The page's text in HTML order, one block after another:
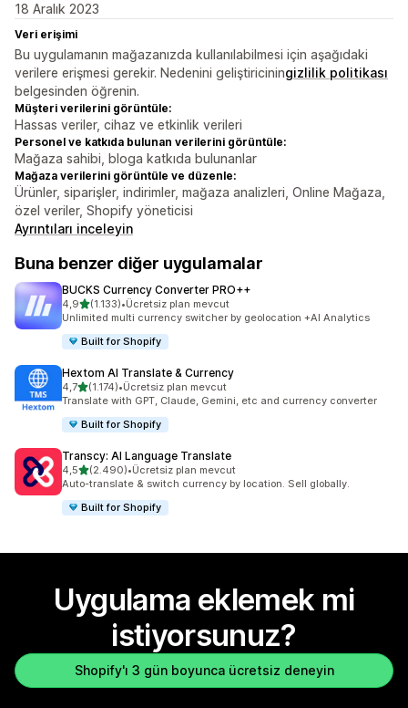
18 Aralık 2023
Veri erişimi
Bu uygulamanın mağazanızda kullanılabilmesi için aşağıdaki
verilere erişmesi gerekir. Nedenini geliştiriciningizlilik politikası
belgesinden öğrenin.
Müşteri verilerini görüntüle:
Hassas veriler, cihaz ve etkinlik verileri
Personel ve katkıda bulunan verilerini görüntüle:
Mağaza sahibi, bloga katkıda bulunanlar
Mağaza verilerini görüntüle ve düzenle:
Ürünler, siparişler, indirimler, mağaza analizleri, Online Mağaza,
özel veriler, Shopify yöneticisi
Ayrıntıları inceleyin
Buna benzer diğer uygulamalar
BUCKS Currency Converter PRO++
4,95 yıldız üzerinden
(1.133)
toplam 1133 değerlendirme
•Ücretsiz plan mevcut
Unlimited multi currency switcher by geolocation +AI Analytics
Built for Shopify
Hextom AI Translate & Currency
4,75 yıldız üzerinden
(1.174)
toplam 1174 değerlendirme
•Ücretsiz plan mevcut
Translate with GPT, Claude, Gemini, etc and currency converter
Built for Shopify
Transcy: AI Language Translate
4,55 yıldız üzerinden
(2.490)
toplam 2490 değerlendirme
•Ücretsiz plan mevcut
Auto-translate & switch currency by location. Sell globally.
Built for Shopify
Uygulama eklemek mi
istiyorsunuz?
Shopify'ı 3 gün boyunca ücretsiz deneyin